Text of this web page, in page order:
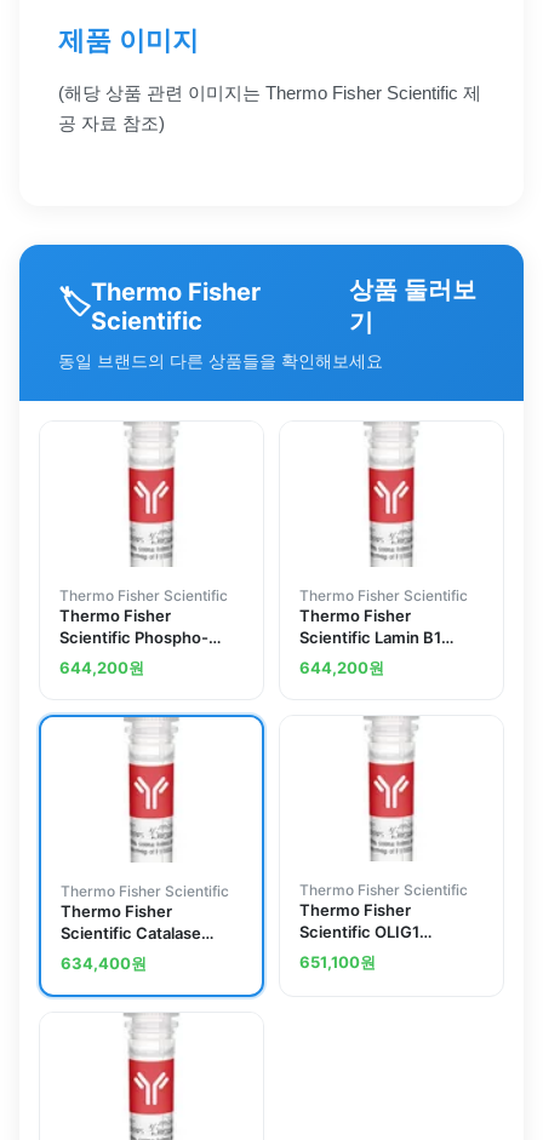
제품 이미지
(해당 상품 관련 이미지는 Thermo Fisher Scientific 제
공 자료 참조)
🏷️Thermo Fisher
Scientific
상품 둘러보
기
동일 브랜드의 다른 상품들을 확인해보세요
Thermo Fisher Scientific
Thermo Fisher
Scientific Phospho-
WWTR1 (Ser311)
Recombinant
(14HCLC)
644,200원
Thermo Fisher Scientific
Thermo Fisher
Scientific Lamin B1
Recombinant
Superclonal Antibody
644,200원
Thermo Fisher Scientific
Thermo Fisher
Scientific Catalase
Recombinant
Superclonal Antibody
(3HCLC)
634,400원
Thermo Fisher Scientific
Thermo Fisher
Scientific OLIG1
Recombinant
Superclonal Antibody
651,100원